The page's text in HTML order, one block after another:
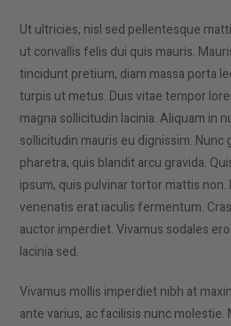
Ut ultricies, nisl sed pellentesque
ut convallis felis dui quis mauris.
tincidunt pretium, diam massa porta
turpis ut metus. Duis vitae tempor
magna sollicitudin lacinia. Aliquam in
sollicitudin mauris eu dignissim. Nunc
pharetra, quis blandit arcu gravida.
ipsum, quis pulvinar tortor mattis non.
venenatis erat iaculis fermentum.
auctor imperdiet. Vivamus sodales
lacinia sed.
Vivamus mollis imperdiet nibh at
ante varius, ac facilisis nunc molestie.